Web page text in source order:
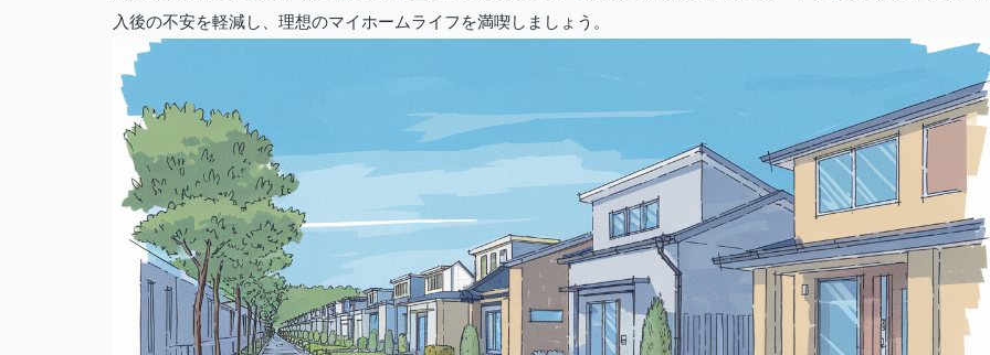
入後の不安を軽減し、理想のマイホームライフを満喫しましょう。